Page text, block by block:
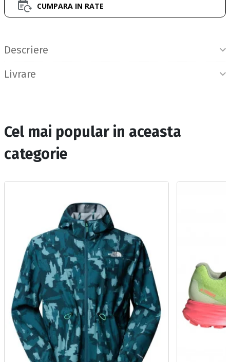
CUMPARA IN RATE
Descriere
Livrare
Cel mai popular in aceasta
categorie